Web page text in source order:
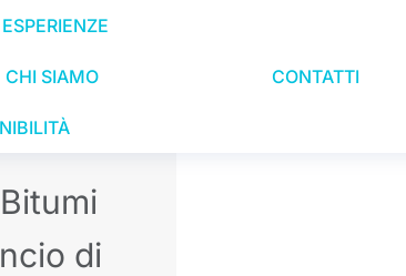
ESPERIENZE
CHI SIAMO CONTATTI
di